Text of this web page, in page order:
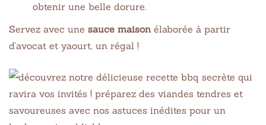
obtenir une belle dorure.
Servez avec une sauce maison élaborée à partir
d’avocat et yaourt, un régal !